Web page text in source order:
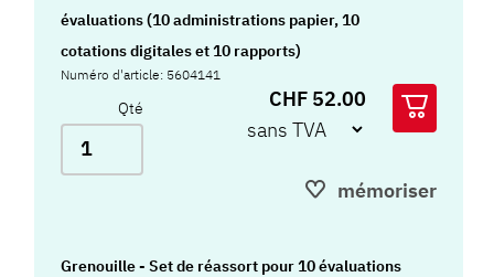
évaluations (10 administrations papier, 10
cotations digitales et 10 rapports)
Numéro d'article: 5604141
Qté CHF 52.00
mémoriser
Grenouille - Set de réassort pour 10 évaluations